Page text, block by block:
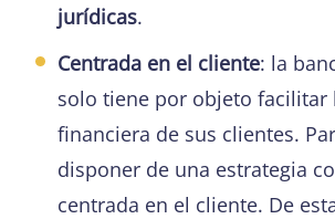
jurídicas.
Centrada en el cliente: la
solo tiene por objeto facilitar
financiera de sus clientes.
disponer de una estrategia
centrada en el cliente. De